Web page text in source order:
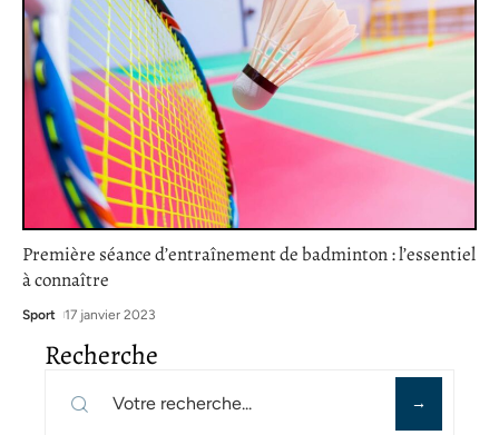
Première séance d’entraînement de badminton : l’essentiel
à connaître
Sport 17 janvier 2023
Recherche